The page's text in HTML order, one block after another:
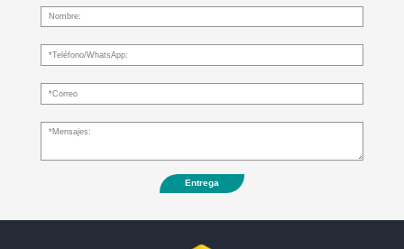
Entrega